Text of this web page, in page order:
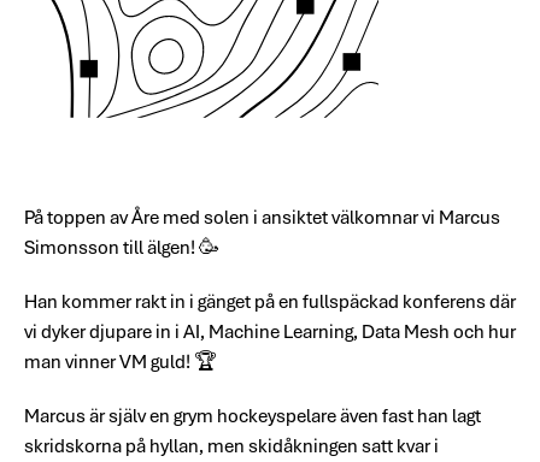
På toppen av Åre med solen i ansiktet välkomnar vi Marcus
Simonsson till älgen! 🥳
Han kommer rakt in i gänget på en fullspäckad konferens där
vi dyker djupare in i AI, Machine Learning, Data Mesh och hur
man vinner VM guld! 🏆
Marcus är själv en grym hockeyspelare även fast han lagt
skridskorna på hyllan, men skidåkningen satt kvar i